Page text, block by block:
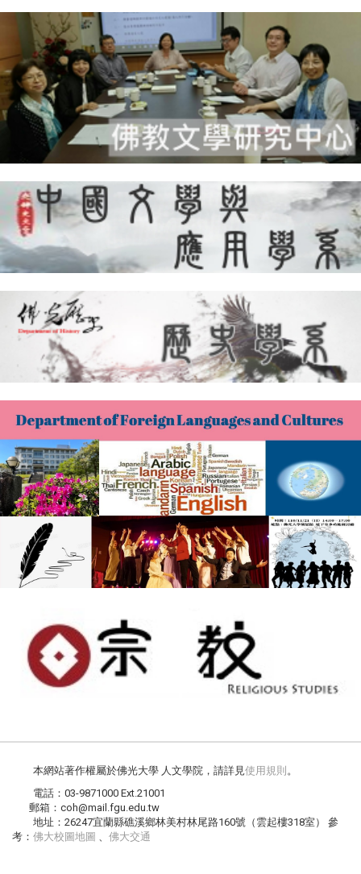
本網站著作權屬於佛光大學 人文學院，請詳見使用規則 。
電話：03-9871000 Ext.21001
郵箱：coh@mail.fgu.edu.tw
地址：26247宜蘭縣礁溪鄉林美村林尾路160號（雲起樓318室） 參
考： 佛大校圖地圖 、 佛大交通